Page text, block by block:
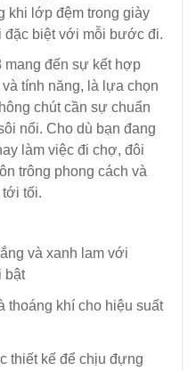
khi lớp đệm trong giày
đặc biệt với mỗi bước đi.
mang đến sự kết hợp
tính năng, là lựa chọn
chút cần sự chuẩn
nổi. Cho dù bạn đang
làm việc đi chợ, đôi
trông phong cách và
tối.
và xanh lam với
bật
thoáng khí cho hiệu suất
thiết kế để chịu đựng